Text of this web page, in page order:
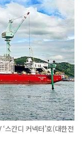
스칸디 커넥터’호​(대한전